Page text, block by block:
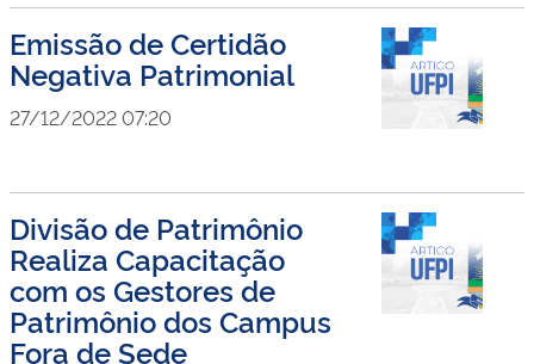
Emissão de Certidão
Negativa Patrimonial
27/12/2022 07:20
Divisão de Patrimônio
Realiza Capacitação
com os Gestores de
Patrimônio dos Campus
Fora de Sede